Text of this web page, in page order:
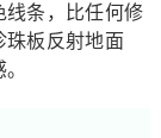
线条，比任何修
珠板反射地面